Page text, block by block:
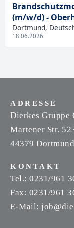
(m/w/d) -
Dortmund,
18.06.2026
ADRESSE
Dierkes Gruppe
Martener Str.
44379 Dortmund
KONTAKT
Tel.: 0231/961
Fax: 0231/961
E-Mail: